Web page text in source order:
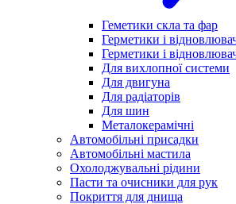
Геметики скла та фар
Герметики і
Герметики і
Для вихлопної системи
Для двигуна
Для радіаторів
Для шин
Металокерамічні
Автомобільні присадки
Автомобільні мастила
Охолоджувальні рідини
Пасти та очисники для рук
Покриття для днища